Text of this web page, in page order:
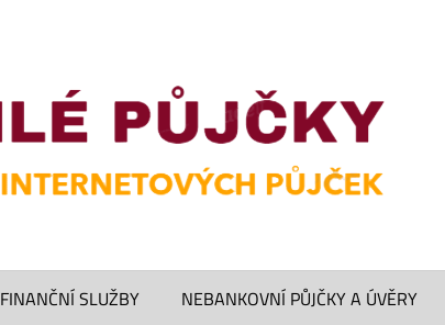
FINANČNÍ SLUŽBY NEBANKOVNÍ PŮJČKY A ÚVĚRY